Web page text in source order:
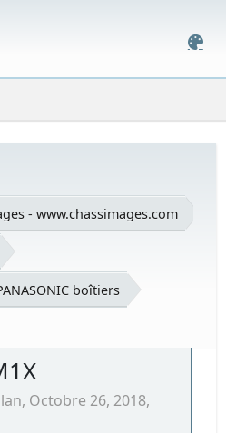
- www.chassimages.com
boîtiers
Octobre 26, 2018,